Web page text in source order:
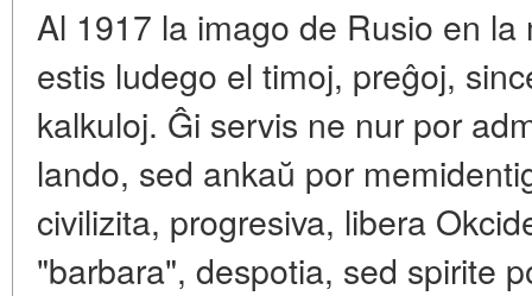
Al 1917 la imago de Rusio en
estis ludego el timoj, preĝoj,
kalkuloj. Ĝi servis ne nur por
lando, sed ankaŭ por
civilizita, progresiva, libera
"barbara", despotia, sed spirite